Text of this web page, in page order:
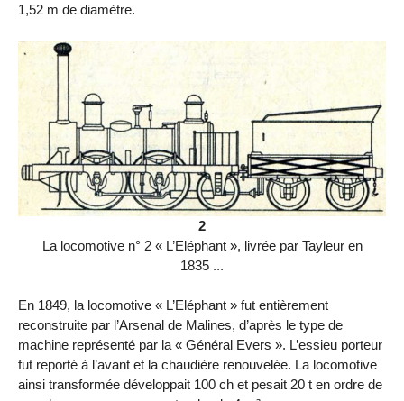
1,52 m de diamètre.
2
La locomotive n° 2 « L’Eléphant », livrée par Tayleur en
1835 ...
En 1849, la locomotive « L’Eléphant » fut entièrement
reconstruite par l’Arsenal de Malines, d’après le type de
machine représenté par la « Général Evers ». L’essieu porteur
fut reporté à l’avant et la chaudière renouvelée. La locomotive
ainsi transformée développait 100 ch et pesait 20 t en ordre de